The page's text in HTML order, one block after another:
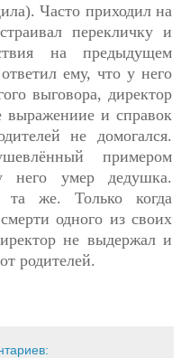
Часто приходил на
перекличку и
на предыдущем
ему, что у него
выговора, директор
выражениие и справок
не домогался.
примером
него умер дедушка.
та же. Только когда
одного из своих
не выдержал и
родителей.